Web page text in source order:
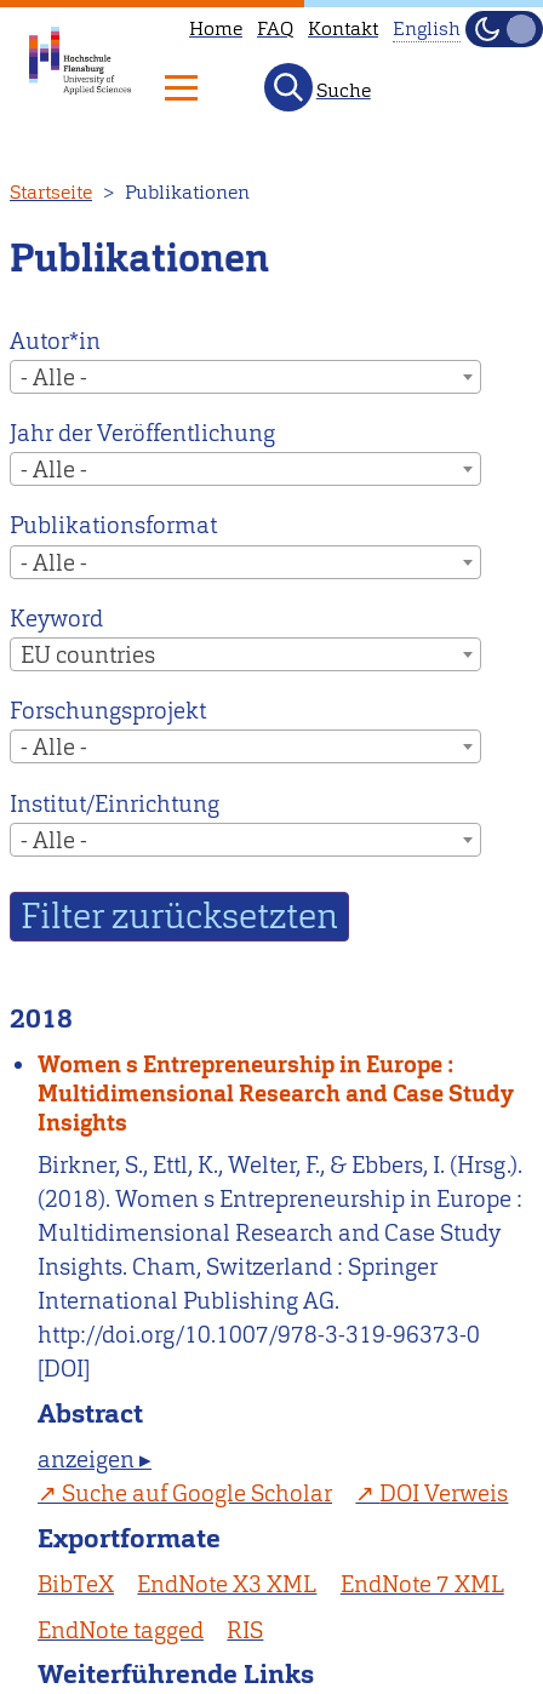
zum
Inhalt
Home FAQ Kontakt
to
our
main
instead.
English
Hell
Suche
Startseite Publikationen
Publikationen
Autor*in
- Alle -
Jahr der Veröffentlichung
- Alle -
Publikationsformat
- Alle -
Keyword
EU countries
Forschungsprojekt
- Alle -
Institut/Einrichtung
- Alle -
2018
Women s Entrepreneurship in Europe :
Multidimensional Research and Case Study
Insights
Birkner, S., Ettl, K., Welter, F., & Ebbers, I. (Hrsg.).
(2018). Women s Entrepreneurship in Europe :
Multidimensional Research and Case Study
Insights. Cham, Switzerland : Springer
International Publishing AG.
http://doi.org/10.1007/978-3-319-96373-0
[DOI]
Abstract
anzeigen ▸
Suche auf Google Scholar
DOI Verweis
Exportformate
BibTeX EndNote X3 XML
EndNote 7 XML
EndNote tagged
RIS
Weiterführende Links